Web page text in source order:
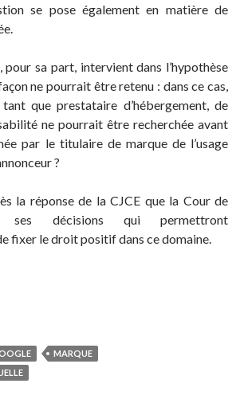
se pose également en matière de
pour sa part, intervient dans l’hypothèse
ne pourrait être retenu : dans ce cas,
que prestataire d’hébergement, de
ne pourrait être recherchée avant
par le titulaire de marque de l’usage
?
la réponse de la CJCE que la Cour de
ses décisions qui permettront
fixer le droit positif dans ce domaine.
MARQUE